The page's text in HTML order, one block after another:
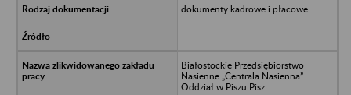
dokumenty kadrowe i płacowe
Białostockie Przedsiębiorstwo
Nasienne „Centrala Nasienna”
Oddział w Piszu Pisz